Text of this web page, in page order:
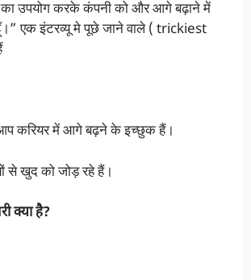
का उपयोग करके कंपनी को और आगे बढ़ाने में
एक इंटरव्यू मे पूछे जाने वाले ( trickiest
करियर में आगे बढ़ने के इच्छुक हैं।
से खुद को जोड़ रहे हैं।
क्या है?